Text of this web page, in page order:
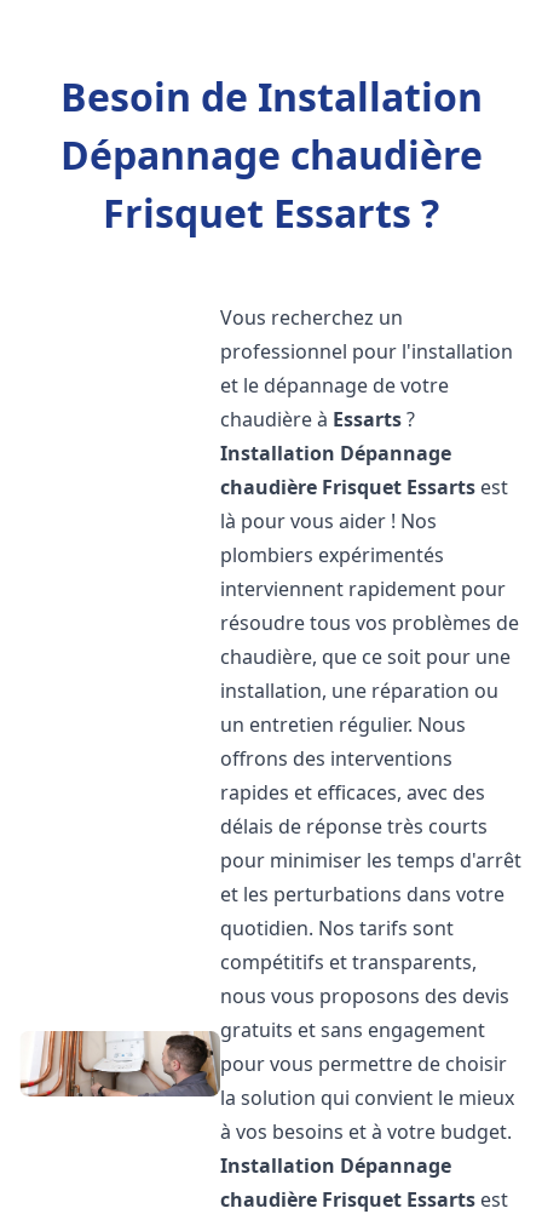
Besoin de Installation
Dépannage chaudière
Frisquet Essarts ?
Vous recherchez un
professionnel pour l'installation
et le dépannage de votre
chaudière à Essarts?
Installation Dépannage
chaudière Frisquet Essarts est
là pour vous aider ! Nos
plombiers expérimentés
interviennent rapidement pour
résoudre tous vos problèmes de
chaudière, que ce soit pour une
installation, une réparation ou
un entretien régulier. Nous
offrons des interventions
rapides et efficaces, avec des
délais de réponse très courts
pour minimiser les temps d'arrêt
et les perturbations dans votre
quotidien. Nos tarifs sont
compétitifs et transparents,
nous vous proposons des devis
gratuits et sans engagement
pour vous permettre de choisir
la solution qui convient le mieux
à vos besoins et à votre budget.
Installation Dépannage
chaudière Frisquet Essarts est